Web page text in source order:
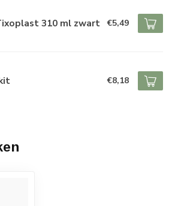
310 ml zwart €5,49
€8,18